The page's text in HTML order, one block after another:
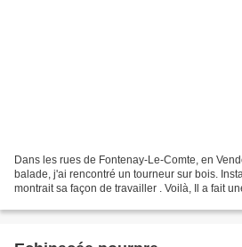
Dans les rues de Fontenay-Le-Comte, en
balade, j'ai rencontré un tourneur sur bois.
montrait sa façon de travailler . Voilà, Il a fait